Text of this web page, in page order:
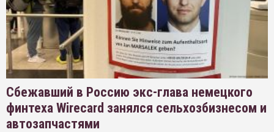
Сбежавший в Россию экс-глава немецкого
финтеха Wirecard занялся сельхозбизнесом и
автозапчастями